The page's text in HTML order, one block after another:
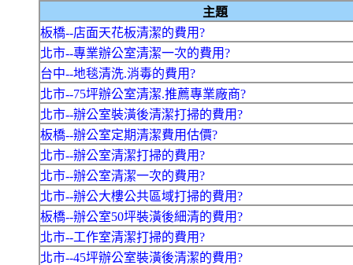
主題
板橋--店面天花板清潔的費用?
北市--專業辦公室清潔一次的費用?
台中--地毯清洗.消毒的費用?
北市--75坪辦公室清潔.推薦專業廠商?
北市--辦公室裝潢後清潔打掃的費用?
板橋--辦公室定期清潔費用估價?
北市--辦公室清潔打掃的費用?
北市--辦公室清潔一次的費用?
北市--辦公大樓公共區域打掃的費用?
板橋--辦公室50坪裝潢後細清的費用?
北市--工作室清潔打掃的費用?
北市--45坪辦公室裝潢後清潔的費用?